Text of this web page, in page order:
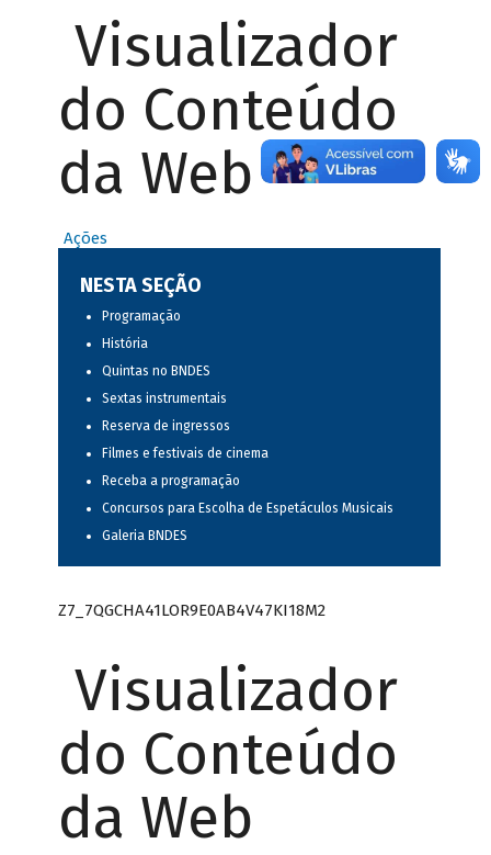
Visualizador
do Conteúdo
da Web
Ações
NESTA SEÇÃO
Programação
História
Quintas no BNDES
Sextas instrumentais
Reserva de ingressos
Filmes e festivais de cinema
Receba a programação
Concursos para Escolha de Espetáculos Musicais
Galeria BNDES
Z7_7QGCHA41LOR9E0AB4V47KI18M2
Visualizador
do Conteúdo
da Web